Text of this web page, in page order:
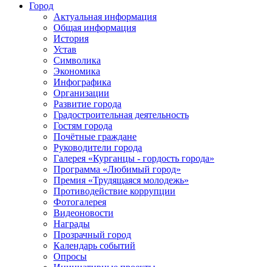
Город
Актуальная информация
Общая информация
История
Устав
Символика
Экономика
Инфографика
Организации
Развитие города
Градостроительная деятельность
Гостям города
Почётные граждане
Руководители города
Галерея «Курганцы - гордость города»
Программа «Любимый город»
Премия «Трудящаяся молодежь»
Противодействие коррупции
Фотогалерея
Видеоновости
Награды
Прозрачный город
Календарь событий
Опросы